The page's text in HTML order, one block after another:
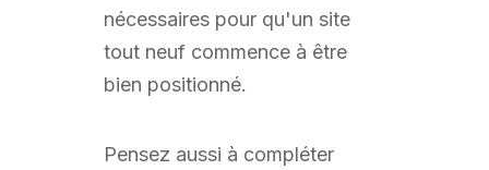
nécessaires pour qu'un site
tout neuf commence à être
bien positionné.
Pensez aussi à compléter